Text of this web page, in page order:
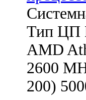
Тип ЦП
AMD
2600
200)